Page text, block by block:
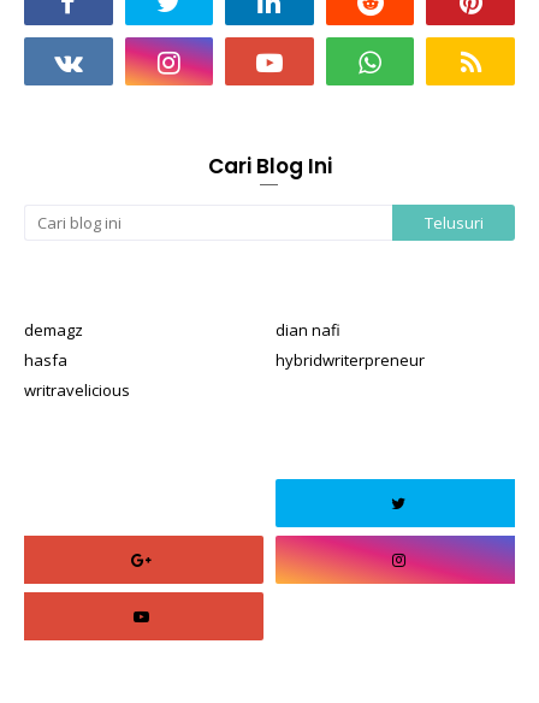
Cari Blog Ini
demagz
dian nafi
hasfa
hybridwriterpreneur
writravelicious